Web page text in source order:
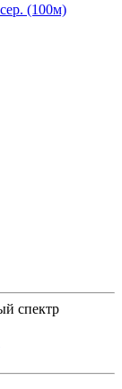
(100м)
спектр